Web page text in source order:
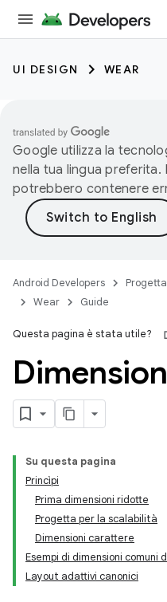
UI DESIGN WEAR
Google utilizza la
nella tua lingua preferita.
potrebbero contenere
Android Developers
Wear
Guide
Questa pagina è stata utile?
Su questa pagina
Princìpi
Prima dimensioni ridotte
Progetta per la scalabilità
Dimensioni carattere
Esempi di dimensioni comuni
Layout adattivi canonici